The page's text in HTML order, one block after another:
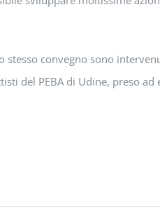
convegno sono
del PEBA di Udine, preso ad